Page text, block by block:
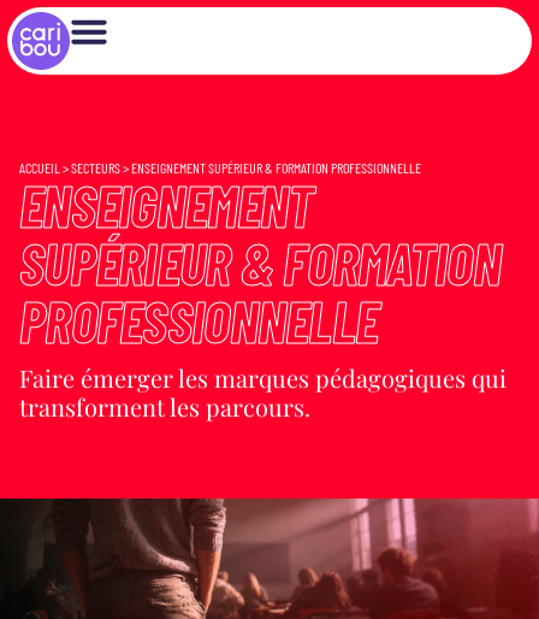
ACCUEIL >SECTEURS>ENSEIGNEMENT SUPÉRIEUR & FORMATION PROFESSIONNELLE
ENSEIGNEMENT
SUPÉRIEUR & FORMATION
PROFESSIONNELLE
Faire émerger les marques pédagogiques qui
transforment les parcours.